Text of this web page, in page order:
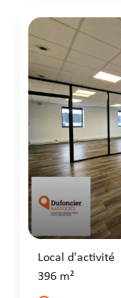
Local d'activité
396 m²